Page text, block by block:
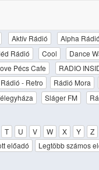
Aktív Rádió Alpha Rádió
Rádió Cool Dance
Pécs Cafe RADIO
- Retro Rádió Mora
Sláger FM
T U V W X Y Z
előadó Legtöbb számos